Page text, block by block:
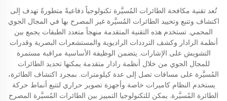
تُعد تقنية مكافحة الطائرات المُسيَّرة تكنولوجياً دفاعيةً متطورةً تهدف إلى
اكتشاف وتتبع وتحييد الطائرات المُسيَّرة غير المصرح بها في المجال الجوي
المحمي. تستخدم هذه التقنية المتقدمة منهجاً متعدد الطبقات يجمع بين
أنظمة الرادار وكشف الترددات الراديوية والمستشعرات البصرية وقدرات
التشويش على الإشارات. يتضمن الوظيفة الأساسية مراقبة مستمرة
للمجال الجوي من خلال أنظمة رادار متقدمة يمكنها تحديد الطائرات
المُسيَّرة على مسافات تصل إلى عدة كيلومترات. بمجرد اكتشاف الطائرة،
يستخدم النظام كاميرات خاصة وأجهزة تصوير حراري لتتبع أنماط حركة
الطائرة المُسيَّرة. يمكن للتكنولوجيا التمييز بين الطائرات المُسيَّرة المصرح